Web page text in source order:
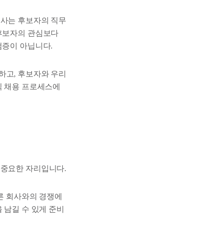
는 후보자의 직무
자의 관심보다
이 아닙니다.
고, 후보자와 우리
용 프로세스에
요한 자리입니다.
회사와의 경쟁에
길 수 있게 준비